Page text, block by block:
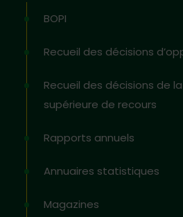
BOPI
Recueil des décisions
Recueil des décisions de
supérieure de recours
Rapports annuels
Annuaires statistiques
Magazines